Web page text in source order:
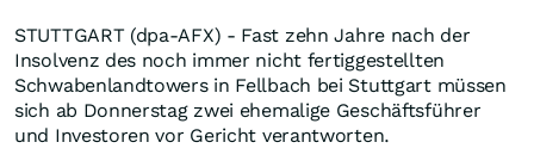
STUTTGART (dpa-AFX) - Fast zehn Jahre nach der
Insolvenz des noch immer nicht fertiggestellten
Schwabenlandtowers in Fellbach bei Stuttgart müssen
sich ab Donnerstag zwei ehemalige Geschäftsführer
und Investoren vor Gericht verantworten.